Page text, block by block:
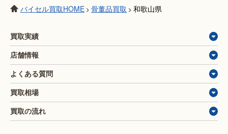
バイセル買取HOME > 骨董品買取 > 和歌山県
買取実績
店舗情報
よくある質問
買取相場
買取の流れ